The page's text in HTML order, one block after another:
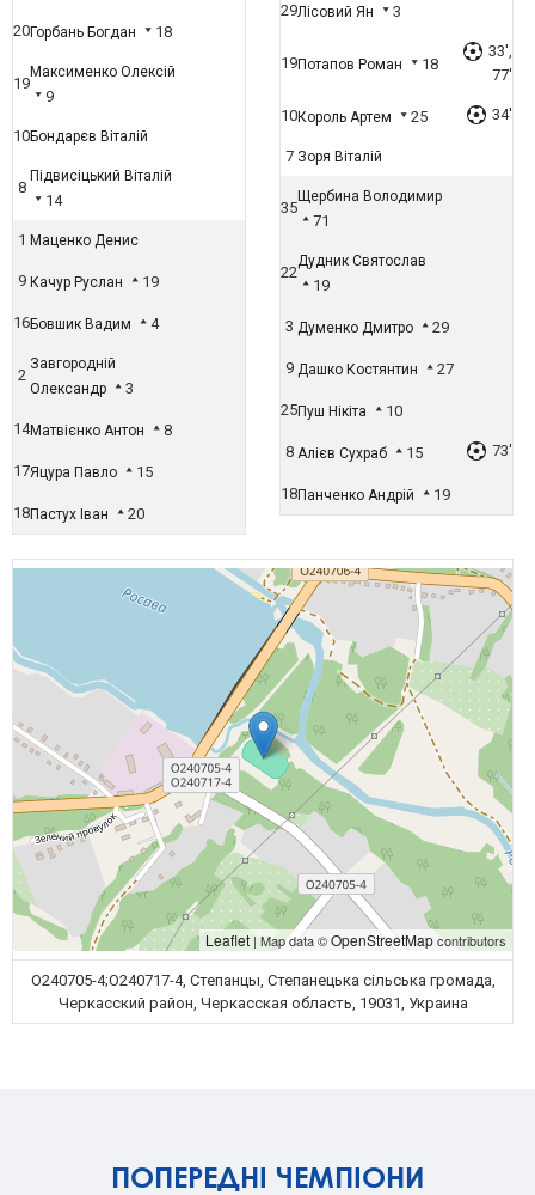
20Горбань Богдан 18
19
Максименко Олексій
9
10Бондарєв Віталій
8
Підвисіцький Віталій
14
1 Маценко Денис
9 Качур Руслан 19
16Бовшик Вадим 4
2
Завгородній
Олександр
3
14Матвієнко Антон 8
17Яцура Павло 15
18Пастух Іван 20
29Лісовий Ян 3
19Потапов Роман 18
33',
77'
10Король Артем 25 34'
7 Зоря Віталій
35
Щербина Володимир
71
22
Дудник Святослав
19
3 Думенко Дмитро 29
9 Дашко Костянтин 27
25Пуш Нікіта 10
8 Алієв Сухраб 15 73'
18Панченко Андрій 19
Leaflet | Map data ©OpenStreetMapcontributors
О240705-4;О240717-4, Степанцы, Степанецька сільська громада,
Черкасский район, Черкасская область, 19031, Украина
ПОПЕРЕДНІ ЧЕМПІОНИ